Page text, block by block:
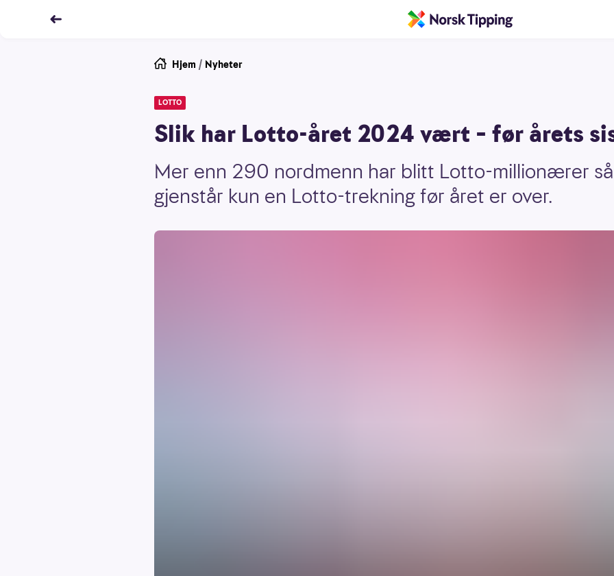
Hjem / Nyheter
LOTTO
Slik har Lotto-året 2024 vært – før årets
Mer enn 290 nordmenn har blitt Lotto-millionærer
gjenstår kun en Lotto-trekning før året er over.